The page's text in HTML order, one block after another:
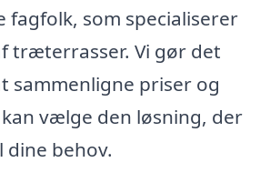
fagfolk, som specialiserer
træterrasser. Vi gør det
sammenligne priser og
kan vælge den løsning, der
dine behov.